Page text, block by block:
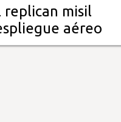
replican misil
aéreo